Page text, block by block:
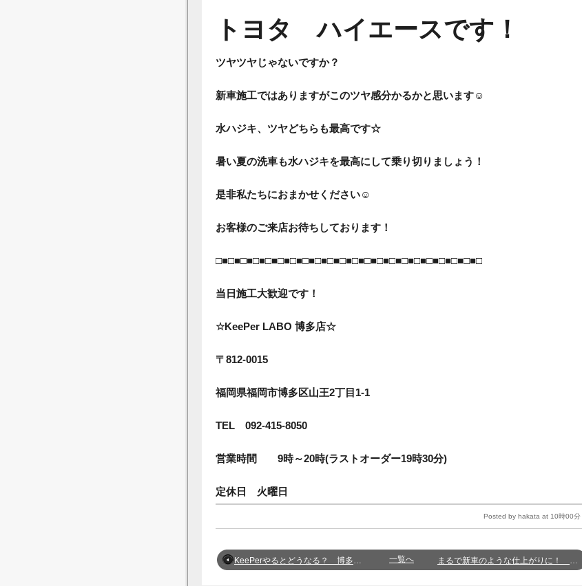
トヨタ ハイエースです！
ツヤツヤじゃないですか？
新車施工ではありますがこのツヤ感分かるかと思います☺
水ハジキ、ツヤどちらも最高です☆
暑い夏の洗車も水ハジキを最高にして乗り切りましょう！
是非私たちにおまかせください☺
お客様のご来店お待ちしております！
□■□■□■□■□■□■□■□■□■□■□■□■□■□■□■□■□■□■□■□■□■□
当日施工大歓迎です！
☆KeePer LABO 博多店☆
〒812-0015
福岡県福岡市博多区山王2丁目1‐1
TEL 092-415-8050
営業時間 9時～20時(ラストオーダー19時30分)
定休日 火曜日
Posted by hakata at 10時00分
KeePerやるとどうなる？ 博多店 矢島 一覧へ まるで新車のような仕上がりに！ 博多店 阿多